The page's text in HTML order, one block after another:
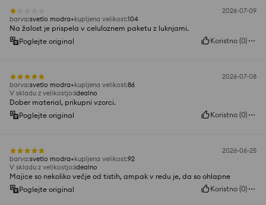
2026-07-09
barva:svetlo modra kupljena velikost:104
Na žalost je prispela v celuloznem paketu z luknjami.
Poglejte original
Koristno (0)
2026-07-08
barva:svetlo modra kupljena velikost:86
V skladu z velikostjo:idealno
Dober material, prikupni vzorci.
Poglejte original
Koristno (0)
2026-06-25
barva:svetlo modra kupljena velikost:92
V skladu z velikostjo:idealno
Majice so nekoliko večje od tistih, ampak v redu je, da so ohlapne
Poglejte original
Koristno (0)